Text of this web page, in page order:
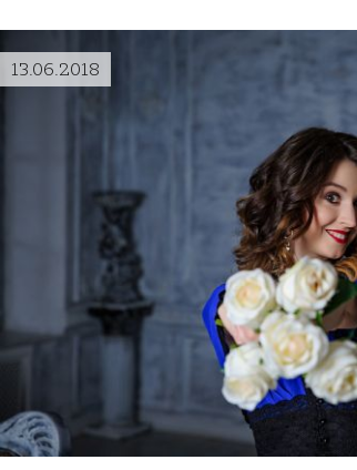
13.06.2018